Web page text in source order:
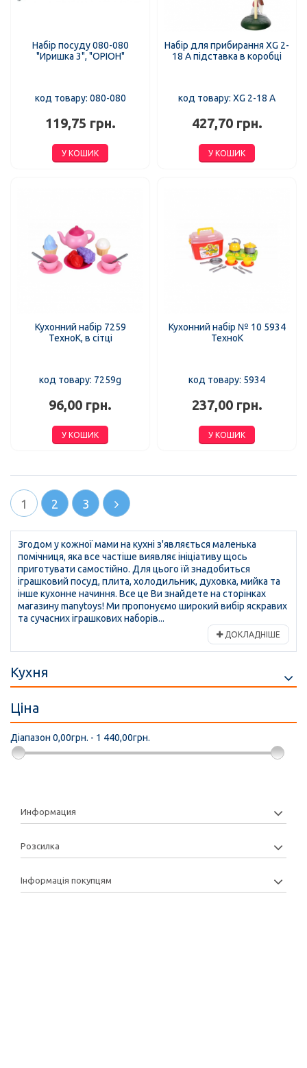
Набір посуду 080-080
"Иришка 3", "ОРІОН"
код товару: 080-080
119,75 грн.
У КОШИК
Набір для прибирання XG 2-
18 A підставка в коробці
код товару: XG 2-18 A
427,70 грн.
У КОШИК
Кухонний набір 7259
ТехноК, в сітці
код товару: 7259g
96,00 грн.
У КОШИК
Кухонний набір № 10 5934
ТехноК
код товару: 5934
237,00 грн.
У КОШИК
1 2 3
Згодом у кожної мами на кухні з'являється маленька
помічниця, яка все частіше виявляє ініціативу щось
приготувати самостійно. Для цього їй знадобиться
іграшковий посуд, плита, холодильник, духовка, мийка та
інше кухонне начиння. Все це Ви знайдете на сторінках
магазину manytoys! Ми пропонуємо широкий вибір яскравих
та сучасних іграшкових наборів...
ДОКЛАДНІШЕ
Кухня
Ціна
Діапазон 0,00грн. - 1 440,00грн.
Информация
Розсилка
Інформація покупцям